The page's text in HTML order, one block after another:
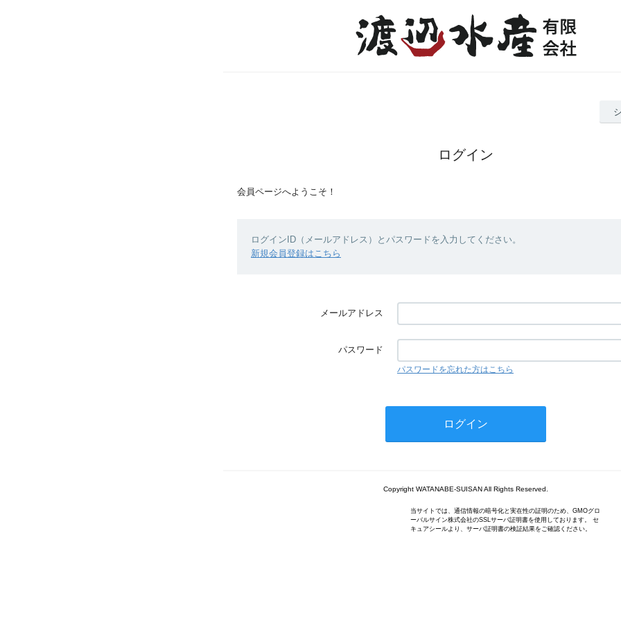
ログイン
会員ページへようこそ！
ログインID（メールアドレス）とパスワードを入力してください。
新規会員登録はこちら
メールアドレス
パスワード
パスワードを忘れた方はこちら
Copyright WATANABE-SUISAN All Rights Reserved.
当サイトでは、通信情報の暗号化と実在性の証明のため、GMOグロ
ーバルサイン株式会社のSSLサーバ証明書を使用しております。 セ
キュアシールより、サーバ証明書の検証結果をご確認ください。